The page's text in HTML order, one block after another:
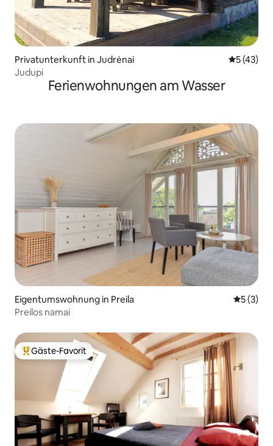
Privatunterkunft in Judrėnai
5 (43)
Judupi
Ferienwohnungen am Wasser
Eigentumswohnung in Preila
5 (3)
Preilos namai
Beliebter Gäste-Favorit.
Gäste-Favorit